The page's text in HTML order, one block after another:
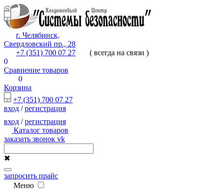
г. Челябинск,
Свердловский пр., 28
+7 (351) 700 07 27
( всегда на связи )
0
Сравнение товаров
0
Корзина
+7 (351) 700 07 27
вход /регистрация
вход /регистрация
Каталог товаров
заказать звонок vk
✖
запросить прайс
Меню